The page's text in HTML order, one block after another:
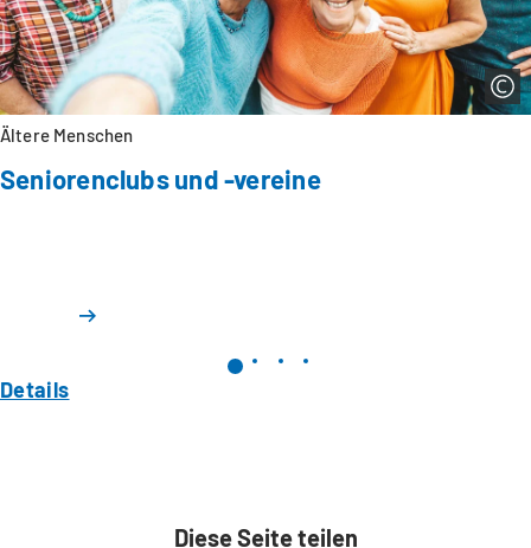
Ältere Menschen
Seniorenclubs und -vereine
Details
Diese Seite teilen